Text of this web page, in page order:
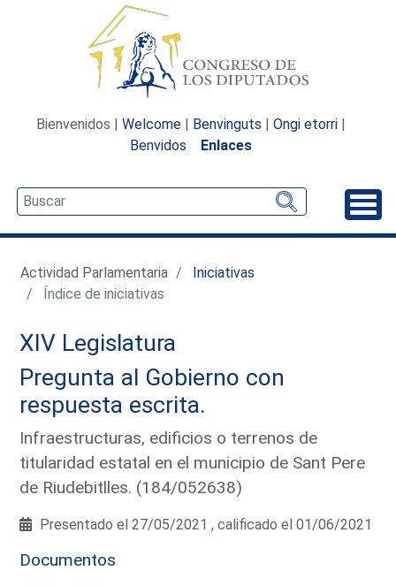
Bienvenidos | Welcome | Benvinguts | Ongi etorri |
Benvidos
Enlaces
Actividad Parlamentaria
Iniciativas
Índice de iniciativas
XIV Legislatura
Pregunta al Gobierno con
respuesta escrita.
Infraestructuras, edificios o terrenos de
titularidad estatal en el municipio de Sant Pere
de Riudebitlles. (184/052638)
Presentado el 27/05/2021 , calificado el 01/06/2021
Documentos